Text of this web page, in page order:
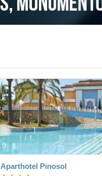
Aparthotel Pinosol